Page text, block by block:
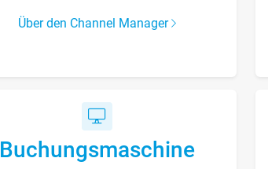
Über den Channel Manager
Buchungsmaschine